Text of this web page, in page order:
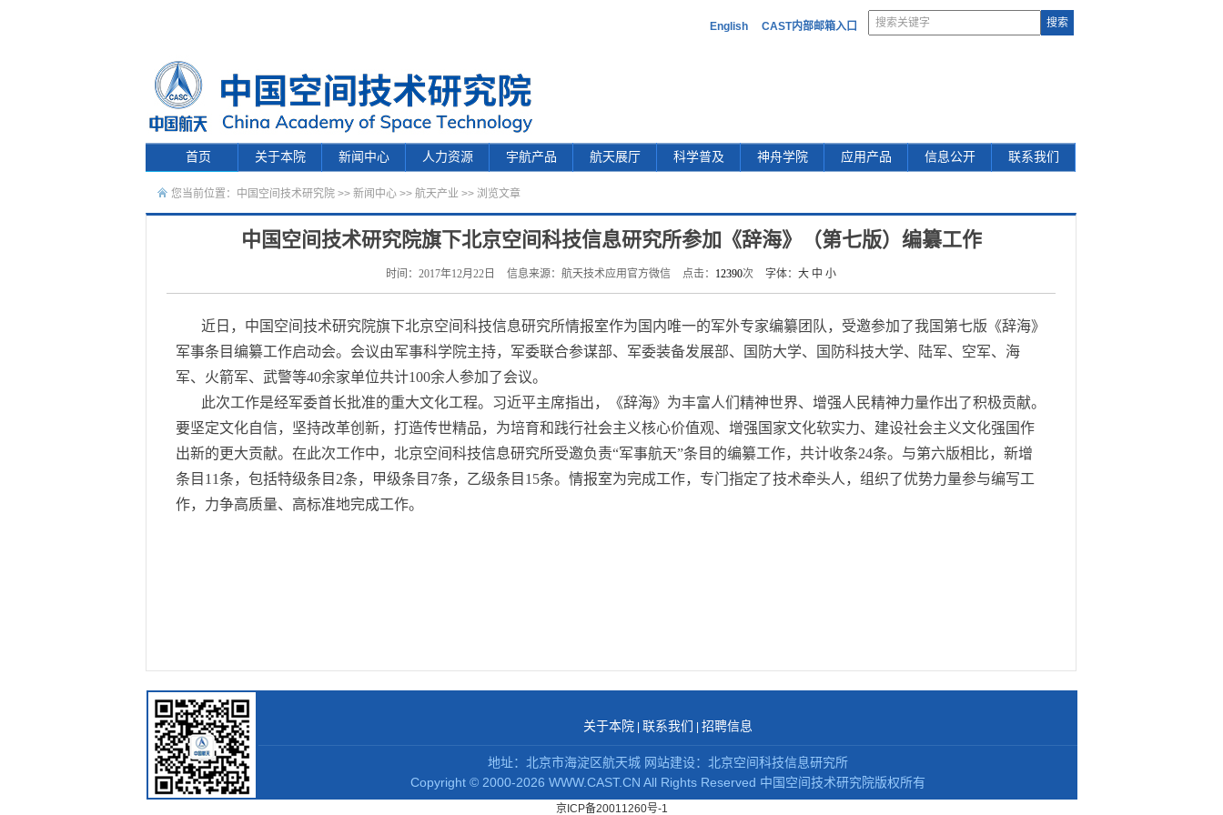
English CAST内部邮箱入口
首页 关于本院 新闻中心 人力资源 宇航产品 航天展厅 科学普及 神舟学院 应用产品 信息公开 联系我们
您当前位置： 中国空间技术研究院 >> 新闻中心 >> 航天产业 >> 浏览文章
中国空间技术研究院旗下北京空间科技信息研究所参加《辞海》（第七版）编纂工作
时间：2017年12月22日 信息来源：航天技术应用官方微信 点击： 12390次 字体： 大 中 小
近日，中国空间技术研究院旗下北京空间科技信息研究所情报室作为国内唯一的军外专家编纂团队，受邀参加了我国第七版《辞海》
军事条目编纂工作启动会。会议由军事科学院主持，军委联合参谋部、军委装备发展部、国防大学、国防科技大学、陆军、空军、海
军、火箭军、武警等40余家单位共计100余人参加了会议。
此次工作是经军委首长批准的重大文化工程。习近平主席指出，《辞海》为丰富人们精神世界、增强人民精神力量作出了积极贡献。
要坚定文化自信，坚持改革创新，打造传世精品，为培育和践行社会主义核心价值观、增强国家文化软实力、建设社会主义文化强国作
出新的更大贡献。在此次工作中，北京空间科技信息研究所受邀负责“军事航天”条目的编纂工作，共计收条24条。与第六版相比，新增
条目11条，包括特级条目2条，甲级条目7条，乙级条目15条。情报室为完成工作，专门指定了技术牵头人，组织了优势力量参与编写工
作，力争高质量、高标准地完成工作。
关于本院| 联系我们 招聘信息
地址：北京市海淀区航天城 网站建设：北京空间科技信息研究所
Copyright ©2000-2026 WWW.CAST.CN All Rights Reserved 中国空间技术研究院版权所有
京ICP备20011260号-1